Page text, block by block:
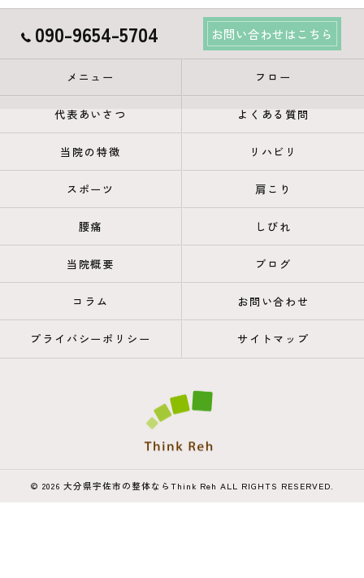
090-9654-5704 お問い合わせはこちら
メニュー フロー
代表あいさつ よくある質問
当院の特徴 リハビリ
スポーツ 肩こり
腰痛 しびれ
当院概要 ブログ
コラム お問い合わせ
プライバシーポリシー サイトマップ
© 2026 大分県宇佐市の整体ならThink Reh ALL RIGHTS RESERVED.